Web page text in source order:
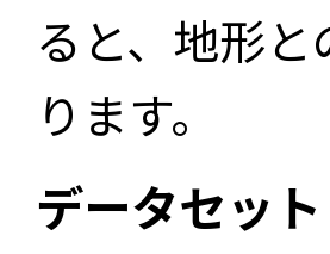
ると、地形
ります。
データセット